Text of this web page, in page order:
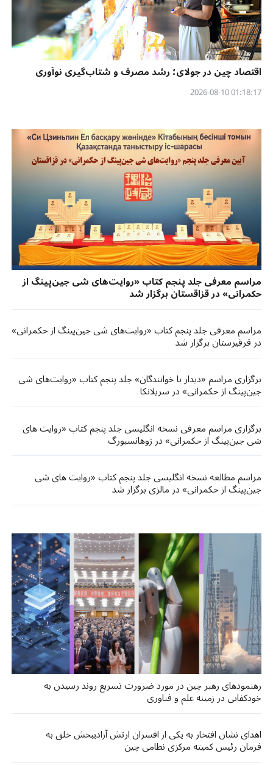
اقتصاد چین در جولای؛ رشد مصرف و شتاب‌گیری نوآوری
01:18:17 2026-08-10
مراسم معرفی جلد پنجم کتاب «روایت‌های شی جین‌پینگ از
حکمرانی» در قزاقستان برگزار شد
مراسم معرفی جلد پنجم کتاب «روایت‌های شی جین‌پینگ از حکمرانی»
در قرقیزستان برگزار شد
برگزاری مراسم «دیدار با خوانندگان» جلد پنجم کتاب «روایت‌های شی
جین‌پینگ از حکمرانی» در سریلانکا
برگزاری مراسم معرفی نسخه انگلیسی جلد پنجم کتاب «روایت های
شی جین‌پینگ از حکمرانی» در ژوهانسبورگ
مراسم مطالعه نسخه انگلیسی جلد پنجم کتاب «روایت های شی
جین‌پینگ از حکمرانی» در مالزی برگزار شد
رهنمودهای رهبر چین در مورد ضرورت تسریع روند رسیدن به
خودکفایی در زمینه علم و فناوری
اهدای نشان افتخار به یکی از افسران ارتش آزادیبخش خلق به
فرمان رئیس کمیته مرکزی نظامی چین